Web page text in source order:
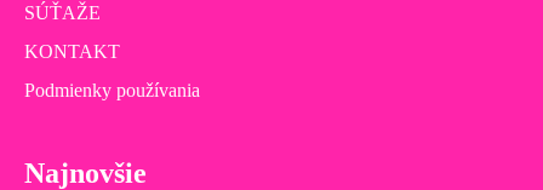
SÚŤAŽE
KONTAKT
Podmienky používania
Najnovšie